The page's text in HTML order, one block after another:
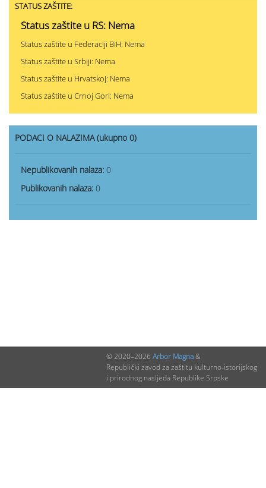
STATUS ZAŠTITE:
Status zaštite u RS: Nema
Status zaštite u Federaciji BiH: Nema
Status zaštite u Srbiji: Nema
Status zaštite u Hrvatskoj: Nema
Status zaštite u Crnoj Gori: Nema
PODACI O NALAZIMA (ukupno 0)
Nepublikovanih nalaza: 0
Publikovanih nalaza: 0
© 2020–2026 Arbor Magna&
Republički zavod za zaštitu kulturno-istorijskog
i prirodnog nasljeđa Republike Srpske